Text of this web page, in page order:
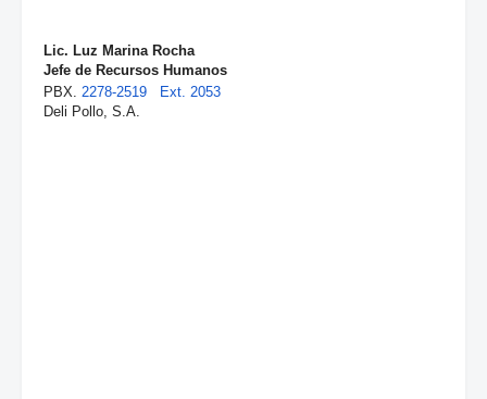
Lic. Luz Marina Rocha
Jefe de Recursos Humanos
PBX. 2278-2519 Ext. 2053
Deli Pollo, S.A.